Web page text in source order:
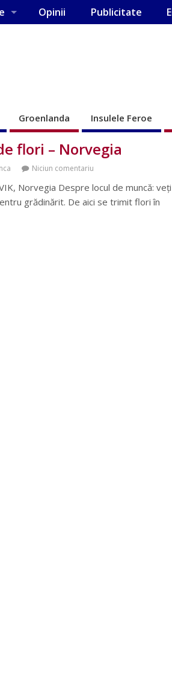
Opinii Publicitate
Groenlanda Insulele Feroe
flori – Norvegia
Niciun comentariu
Norvegia Despre locul de muncă: veți
grădinărit. De aici se trimit flori în